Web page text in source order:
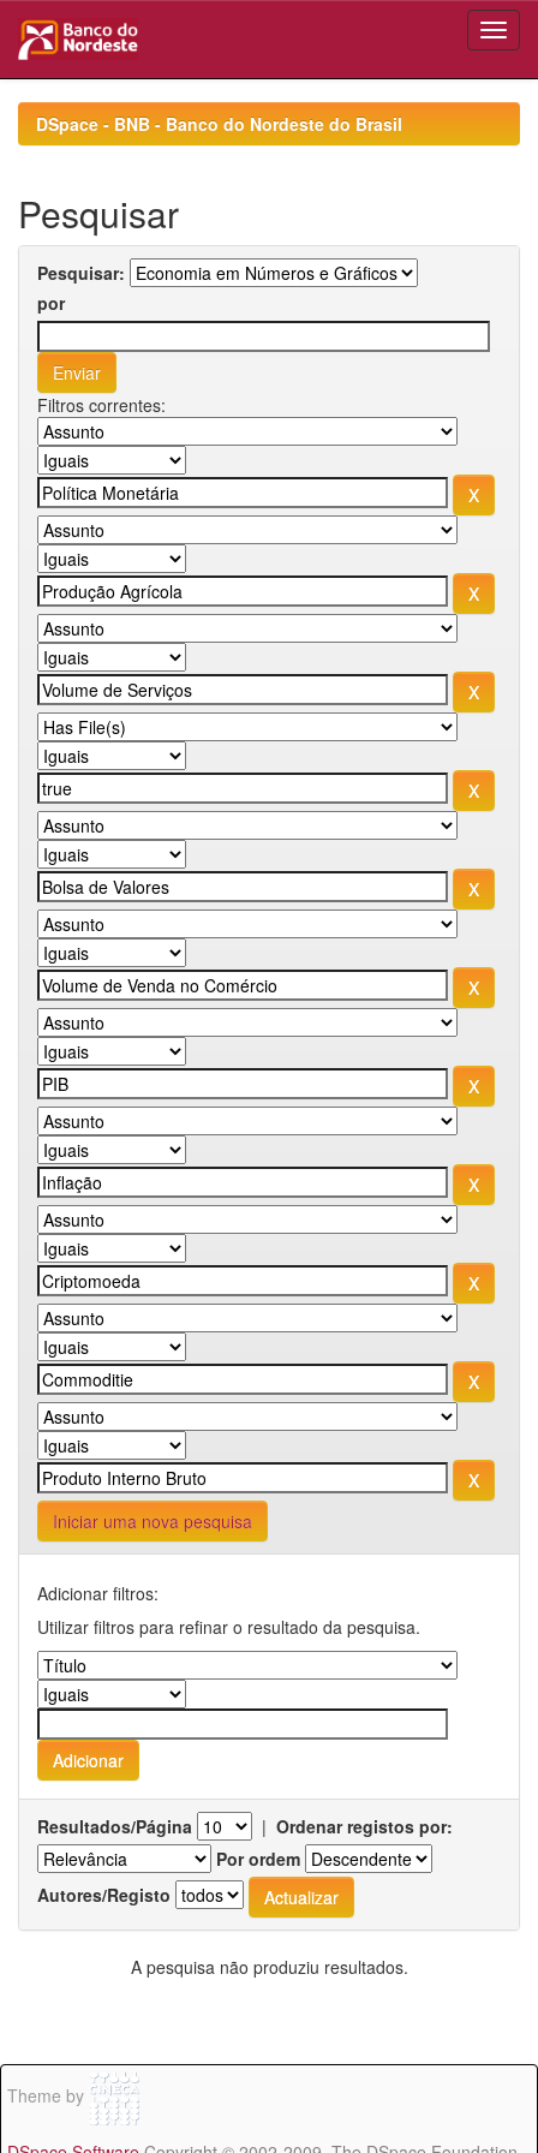
navigationDSpace - BNB - Banco do Nordeste do Brasil
Pesquisar
Pesquisar:
por
Filtros correntes:
Iniciar uma nova pesquisa
Adicionar filtros:
Utilizar filtros para refinar o resultado da pesquisa.
Resultados/Página | Ordenar registos por:
Por ordem
Autores/Registo
A pesquisa não produziu resultados.
Theme by